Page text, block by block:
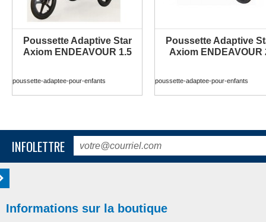
Poussette Adaptive Star
Axiom ENDEAVOUR 1.5
poussette-adaptee-pour-enfants
Poussette Adaptive
Axiom ENDEAVOUR
poussette-adaptee-pour-enfants
PLUS D'INFORMATION PLUS D'INFORMATION
INFOLETTRE
Informations sur la boutique